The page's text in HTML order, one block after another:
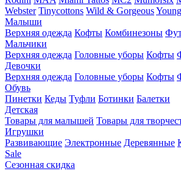
Webster Tinycottons Wild & Gorgeous
Малыши
Верхняя одежда Кофты Комбинезоны
Мальчики
Верхняя одежда Головные уборы Кофты
Девочки
Верхняя одежда Головные уборы Кофты
Обувь
Пинетки Кеды Туфли Ботинки Балетки
Детская
Товары для малышей Товары для
Игрушки
Развивающие Электронные Деревянные
Sale
Сезонная скидка